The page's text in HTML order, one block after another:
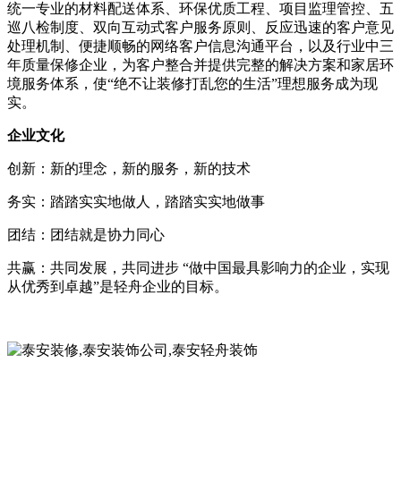
统一专业的材料配送体系、环保优质工程、项目监理管控、五
巡八检制度、双向互动式客户服务原则、反应迅速的客户意见
处理机制、便捷顺畅的网络客户信息沟通平台，以及行业中三
年质量保修企业，为客户整合并提供完整的解决方案和家居环
境服务体系，使“绝不让装修打乱您的生活”理想服务成为现
实。
企业文化
创新：新的理念，新的服务，新的技术
务实：踏踏实实地做人，踏踏实实地做事
团结：团结就是协力同心
共赢：共同发展，共同进步 “做中国最具影响力的企业，实现
从优秀到卓越”是轻舟企业的目标。